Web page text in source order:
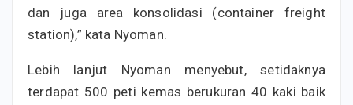
dan juga area konsolidasi (container freight
station),” kata Nyoman.
Lebih lanjut Nyoman menyebut, setidaknya
terdapat 500 peti kemas berukuran 40 kaki baik